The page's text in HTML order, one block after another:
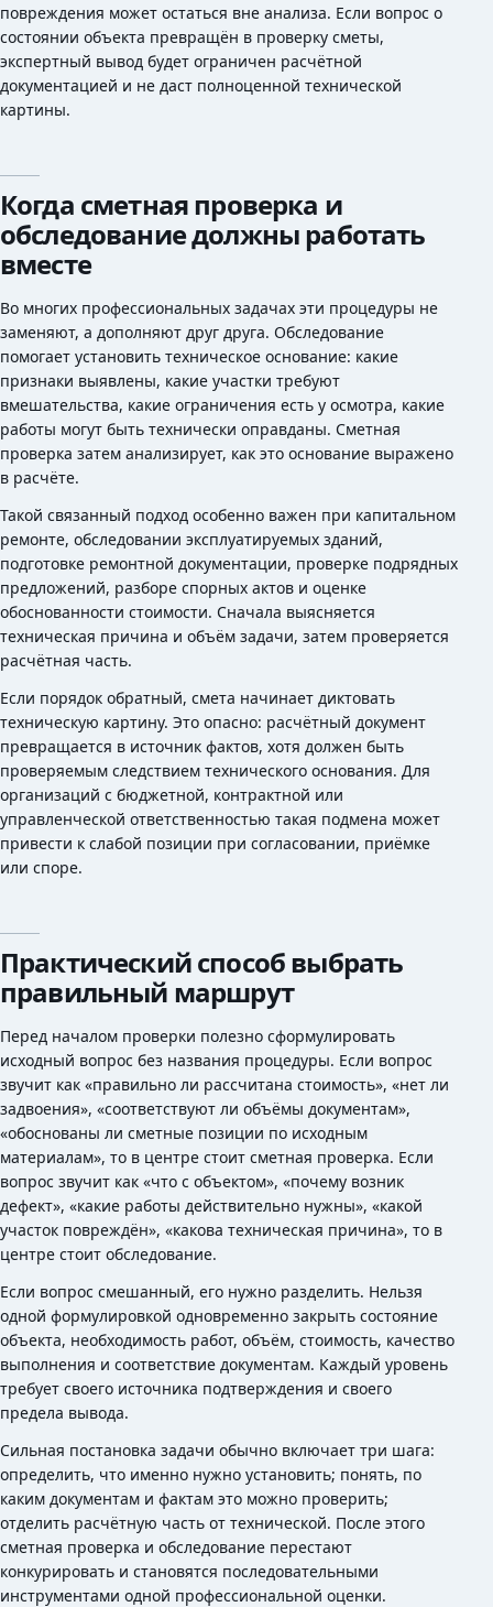
повреждения может остаться вне анализа. Если вопрос о
состоянии объекта превращён в проверку сметы,
экспертный вывод будет ограничен расчётной
документацией и не даст полноценной технической
картины.
Когда сметная проверка и
обследование должны работать
вместе
Во многих профессиональных задачах эти процедуры не
заменяют, а дополняют друг друга. Обследование
помогает установить техническое основание: какие
признаки выявлены, какие участки требуют
вмешательства, какие ограничения есть у осмотра, какие
работы могут быть технически оправданы. Сметная
проверка затем анализирует, как это основание выражено
в расчёте.
Такой связанный подход особенно важен при капитальном
ремонте, обследовании эксплуатируемых зданий,
подготовке ремонтной документации, проверке подрядных
предложений, разборе спорных актов и оценке
обоснованности стоимости. Сначала выясняется
техническая причина и объём задачи, затем проверяется
расчётная часть.
Если порядок обратный, смета начинает диктовать
техническую картину. Это опасно: расчётный документ
превращается в источник фактов, хотя должен быть
проверяемым следствием технического основания. Для
организаций с бюджетной, контрактной или
управленческой ответственностью такая подмена может
привести к слабой позиции при согласовании, приёмке
или споре.
Практический способ выбрать
правильный маршрут
Перед началом проверки полезно сформулировать
исходный вопрос без названия процедуры. Если вопрос
звучит как «правильно ли рассчитана стоимость», «нет ли
задвоения», «соответствуют ли объёмы документам»,
«обоснованы ли сметные позиции по исходным
материалам», то в центре стоит сметная проверка. Если
вопрос звучит как «что с объектом», «почему возник
дефект», «какие работы действительно нужны», «какой
участок повреждён», «какова техническая причина», то в
центре стоит обследование.
Если вопрос смешанный, его нужно разделить. Нельзя
одной формулировкой одновременно закрыть состояние
объекта, необходимость работ, объём, стоимость, качество
выполнения и соответствие документам. Каждый уровень
требует своего источника подтверждения и своего
предела вывода.
Сильная постановка задачи обычно включает три шага:
определить, что именно нужно установить; понять, по
каким документам и фактам это можно проверить;
отделить расчётную часть от технической. После этого
сметная проверка и обследование перестают
конкурировать и становятся последовательными
инструментами одной профессиональной оценки.